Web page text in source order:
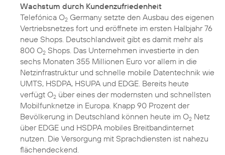
Wachstum durch Kundenzufriedenheit
Telefónica O2 Germany setzte den Ausbau des eigenen
Vertriebsnetzes fort und eröffnete im ersten Halbjahr 76
neue Shops. Deutschlandweit gibt es damit mehr als
800 O2 Shops. Das Unternehmen investierte in den
sechs Monaten 355 Millionen Euro vor allem in die
Netzinfrastruktur und schnelle mobile Datentechnik wie
UMTS, HSDPA, HSUPA und EDGE. Bereits heute
verfügt O2 über eines der modernsten und schnellsten
Mobilfunknetze in Europa. Knapp 90 Prozent der
Bevölkerung in Deutschland können heute im O2 Netz
über EDGE und HSDPA mobiles Breitbandinternet
nutzen. Die Versorgung mit Sprachdiensten ist nahezu
flächendeckend.